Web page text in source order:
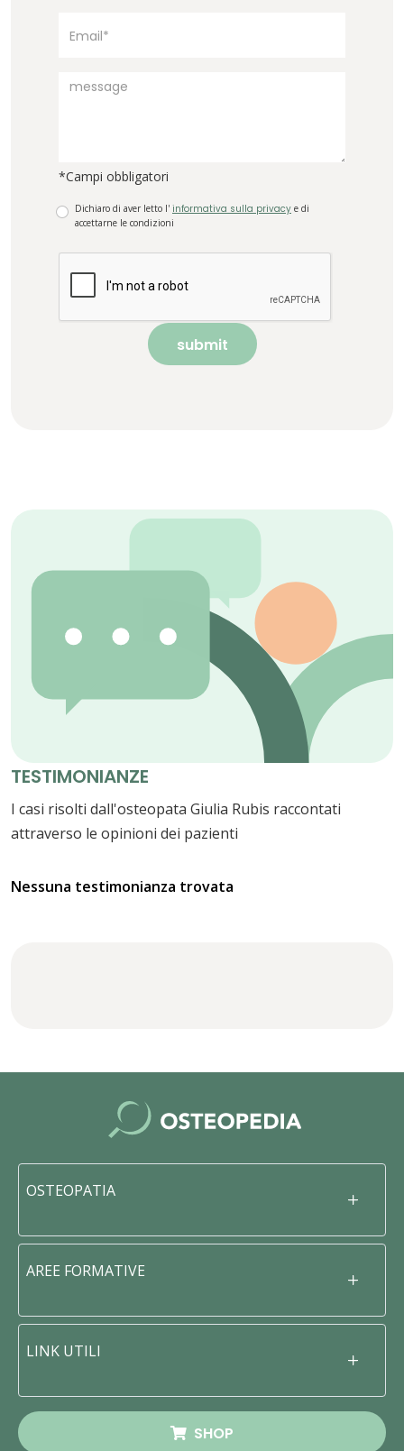
*Campi obbligatori
Dichiaro di aver letto l' informativa sulla privacy e di
accettarne le condizioni
submit
TESTIMONIANZE
I casi risolti dall'osteopata Giulia Rubis raccontati
attraverso le opinioni dei pazienti
Nessuna testimonianza trovata
OSTEOPATIA
AREE FORMATIVE
LINK UTILI
SHOP